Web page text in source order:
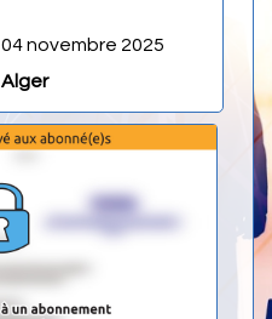
04 novembre 2025
Alger